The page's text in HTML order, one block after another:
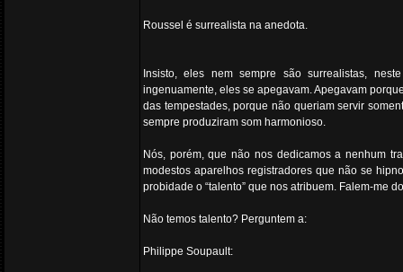
Roussel é surrealista na anedota.
Insisto, eles nem sempre são surrealistas,
ingenuamente, eles se apegavam. Apegavam
das tempestades, porque não queriam servir
sempre produziram som harmonioso.
Nós, porém, que não nos dedicamos a nenhum
modestos aparelhos registradores que não se
probidade o “talento” que nos atribuem. Falem-me
Não temos talento? Perguntem a:
Philippe Soupault: